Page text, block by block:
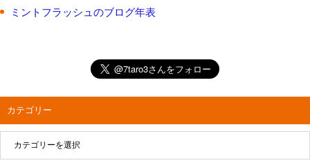
ミントフラッシュのブログ年表
カテゴリー